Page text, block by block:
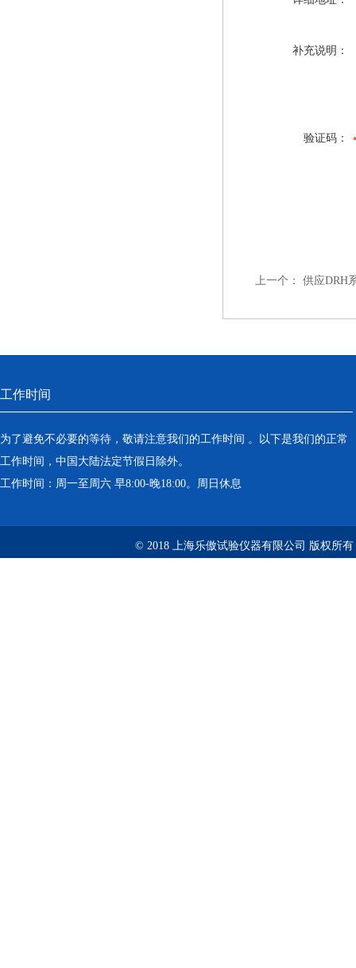
补充说明：
验证码：
上一个： 供应DRH
工作时间
为了避免不必要的等待，敬请注意我们的工作时间 。以下是我们的正常
工作时间，中国大陆法定节假日除外。
工作时间：周一至周六 早8:00-晚18:00。周日休息
© 2018 上海乐傲试验仪器有限公司 版权所